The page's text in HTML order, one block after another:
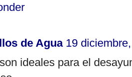
de Agua 19
ideales para el